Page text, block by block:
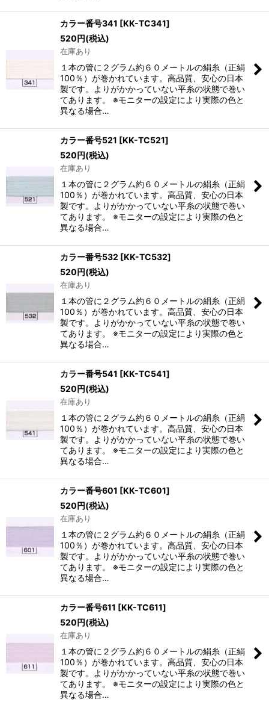
カラー番号341 [KK-TC341]
520円(税込)
在庫あり
１本の管に２グラム約６０メートルの絹糸（正絹
100％）が巻かれています。高品質、安心の日本
製です。よりがかかっていない平糸の状態で巻い
てあります。 ※モニターの設定により実際の色と
異なる場合…
カラー番号521 [KK-TC521]
520円(税込)
在庫あり
１本の管に２グラム約６０メートルの絹糸（正絹
100％）が巻かれています。高品質、安心の日本
製です。よりがかかっていない平糸の状態で巻い
てあります。 ※モニターの設定により実際の色と
異なる場合…
カラー番号532 [KK-TC532]
520円(税込)
在庫あり
１本の管に２グラム約６０メートルの絹糸（正絹
100％）が巻かれています。高品質、安心の日本
製です。よりがかかっていない平糸の状態で巻い
てあります。 ※モニターの設定により実際の色と
異なる場合…
カラー番号541 [KK-TC541]
520円(税込)
在庫あり
１本の管に２グラム約６０メートルの絹糸（正絹
100％）が巻かれています。高品質、安心の日本
製です。よりがかかっていない平糸の状態で巻い
てあります。 ※モニターの設定により実際の色と
異なる場合…
カラー番号601 [KK-TC601]
520円(税込)
在庫あり
１本の管に２グラム約６０メートルの絹糸（正絹
100％）が巻かれています。高品質、安心の日本
製です。よりがかかっていない平糸の状態で巻い
てあります。 ※モニターの設定により実際の色と
異なる場合…
カラー番号611 [KK-TC611]
520円(税込)
在庫あり
１本の管に２グラム約６０メートルの絹糸（正絹
100％）が巻かれています。高品質、安心の日本
製です。よりがかかっていない平糸の状態で巻い
てあります。 ※モニターの設定により実際の色と
異なる場合…